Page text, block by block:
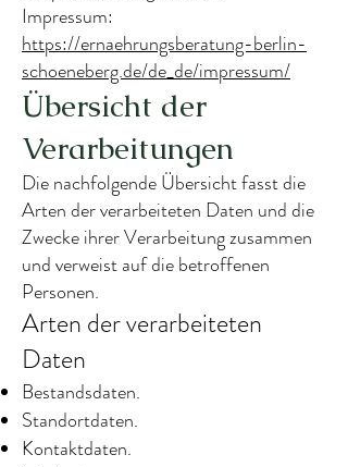
Impressum:
https://ernaehrungsberatung-berlin-
schoeneberg.de/de_de/impressum/
Übersicht der
Verarbeitungen
Die nachfolgende Übersicht fasst die
Arten der verarbeiteten Daten und die
Zwecke ihrer Verarbeitung zusammen
und verweist auf die betroffenen
Personen.
Arten der verarbeiteten
Daten
Bestandsdaten.
Standortdaten.
Kontaktdaten.